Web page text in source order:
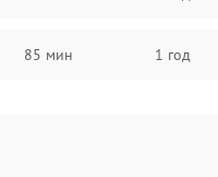
85 мин 1 год